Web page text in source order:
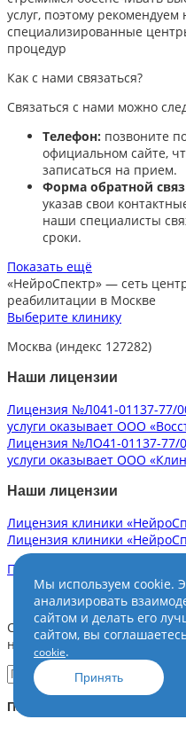
услуг, поэтому
специализированные
процедур
Как с нами связаться?
Связаться с нами можно
Телефон: позвоните
официальном сайте,
записаться на прием.​
Форма обратной
указав свои
наши специалисты
сроки.​
Показать ещё
«НейроСпектр» — сеть
реабилитации в Москве
Выберите клинику
Москва (индекс 127282)
Наши лицензии
Лицензия №Л041-01137-77/
услуги оказывает ООО
Лицензия №ЛО41-01137-77/
услуги оказывает ООО
Наши лицензии
Лицензия клиники
Лицензия клиники
Политика
Сеть центров детской
неврологии и
Пациентам
Мы используем cookie.
анализировать
сайтом и делать его
сайтом, вы
cookie.
Принять